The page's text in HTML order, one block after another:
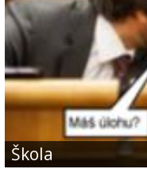
Škola